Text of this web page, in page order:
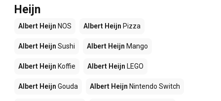
Heijn
Albert Heijn NOS Albert Heijn Pizza
Albert Heijn Sushi Albert Heijn Mango
Albert Heijn Koffie Albert Heijn LEGO
Albert Heijn Gouda Albert Heijn Nintendo Switch